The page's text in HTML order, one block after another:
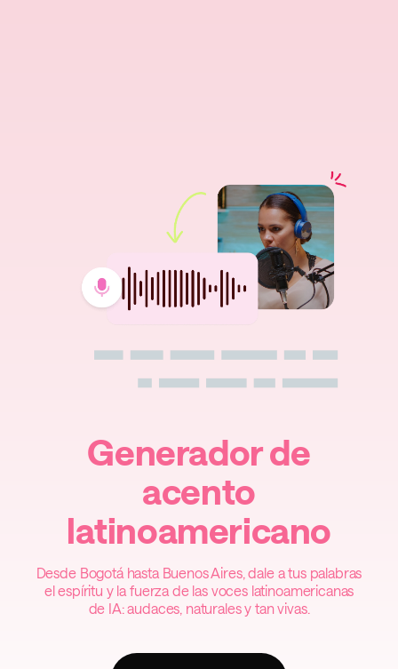
Generador de
acento
latinoamericano
Desde Bogotá hasta Buenos Aires, dale a tus palabras
el espíritu y la fuerza de las voces latinoamericanas
de IA: audaces, naturales y tan vivas.